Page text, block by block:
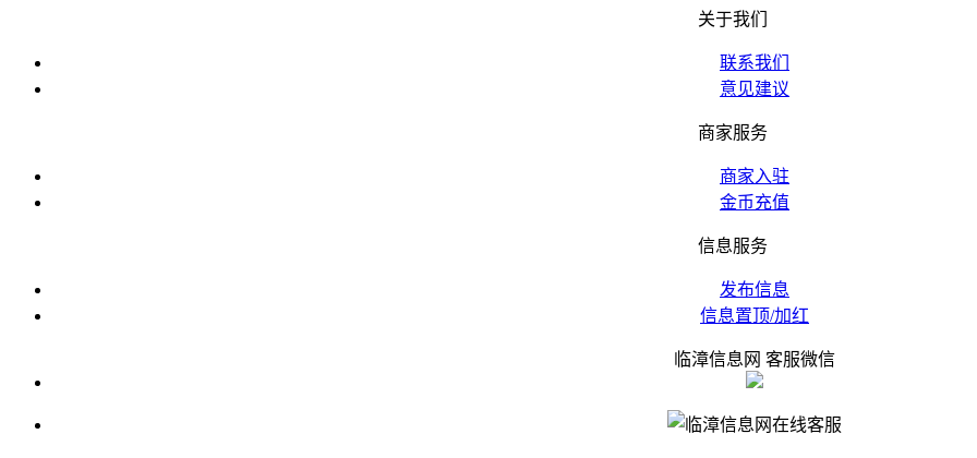
关于我们
联系我们
意见建议
商家服务
商家入驻
金币充值
信息服务
发布信息
信息置顶/加红
临漳信息网 客服微信